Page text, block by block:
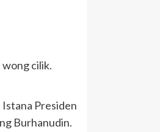
cilik.
Presiden
Burhanudin.